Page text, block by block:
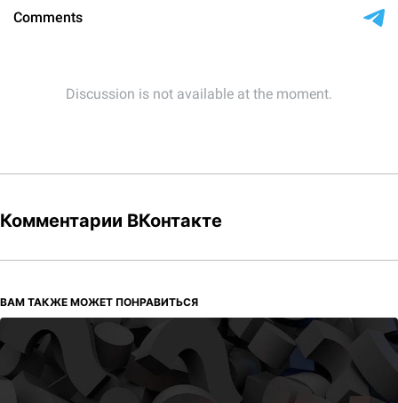
Комментарии ВКонтакте
ВАМ ТАКЖЕ МОЖЕТ ПОНРАВИТЬСЯ